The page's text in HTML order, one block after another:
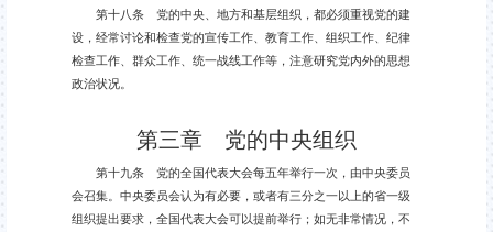
第十八条 党的中央、地方和基层组织，都必须重视党的建
设，经常讨论和检查党的宣传工作、教育工作、组织工作、纪律
检查工作、群众工作、统一战线工作等，注意研究党内外的思想
政治状况。
第三章 党的中央组织
第十九条 党的全国代表大会每五年举行一次，由中央委员
会召集。中央委员会认为有必要，或者有三分之一以上的省一级
组织提出要求，全国代表大会可以提前举行；如无非常情况，不